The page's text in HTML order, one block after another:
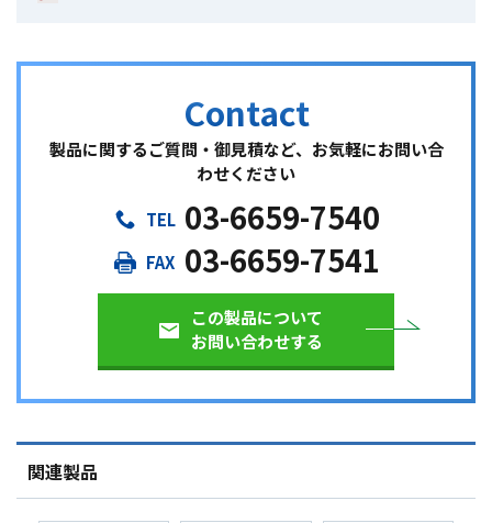
製品に関するご質問・御見積など、お気軽にお問い合
わせください
03-6659-7540
03-6659-7541
この製品について
お問い合わせする
関連製品